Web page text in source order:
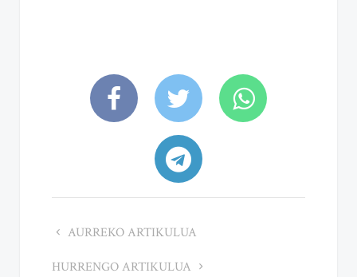
AURREKO ARTIKULUA
HURRENGO ARTIKULUA